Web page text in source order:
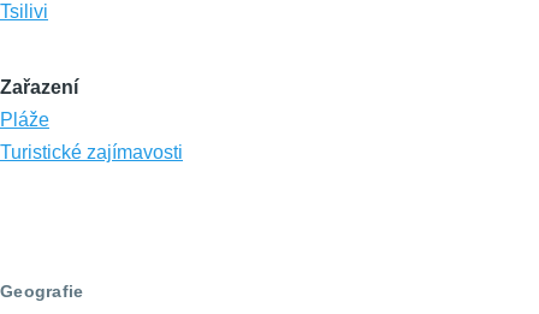
Tsilivi
Zařazení
Pláže
Turistické zajímavosti
Geografie